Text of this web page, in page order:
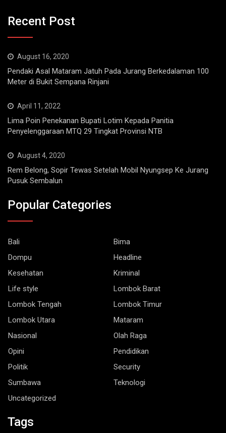
Recent Post
August 16, 2020
Pendaki Asal Mataram Jatuh Pada Jurang Berkedalaman 100
Meter di Bukit Sempana Rinjani
April 11, 2022
Lima Poin Penekanan Bupati Lotim Kepada Panitia
Penyelenggaraan MTQ 29 Tingkat Provinsi NTB
August 4, 2020
Rem Belong, Sopir Tewas Setelah Mobil Nyungsep Ke Jurang
Pusuk Sembalun
Popular Categories
Bali
Bima
Dompu
Headline
Kesehatan
Kriminal
Life style
Lombok Barat
Lombok Tengah
Lombok Timur
Lombok Utara
Mataram
Nasional
Olah Raga
Opini
Pendidikan
Politik
Security
Sumbawa
Teknologi
Uncategorized
Tags